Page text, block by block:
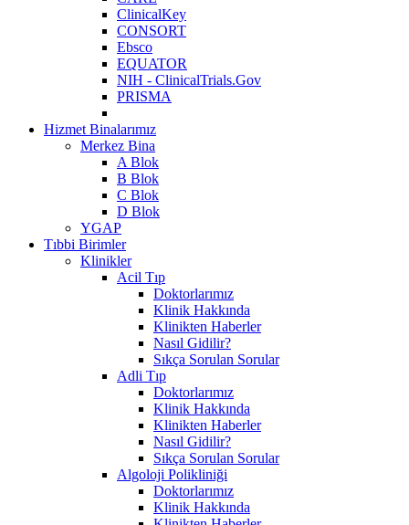
ClinicalKey
CONSORT
Ebsco
EQUATOR
NIH - ClinicalTrials.Gov
PRISMA
Hizmet Binalarımız
Merkez Bina
A Blok
B Blok
C Blok
D Blok
YGAP
Tıbbi Birimler
Klinikler
Acil Tıp
Doktorlarımız
Klinik Hakkında
Klinikten Haberler
Nasıl Gidilir?
Sıkça Sorulan Sorular
Adli Tıp
Doktorlarımız
Klinik Hakkında
Klinikten Haberler
Nasıl Gidilir?
Sıkça Sorulan Sorular
Algoloji Polikliniği
Doktorlarımız
Klinik Hakkında